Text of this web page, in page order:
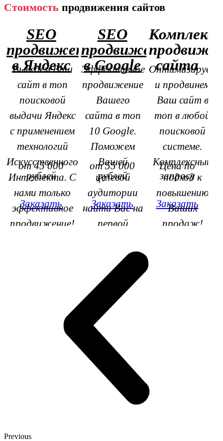
Стоимость продвижения сайтов
SEO
продвижение
в Яндекс
Выведем Ваш
сайт в топ
поисковой
выдачи Яндекс
с применением
технологий
Искусственного
Интеллекта. С
нами только
эффективное
продвижение!
Санкт-
Петербург
от 45 000
рублей
Заказать
SEO
продвижение
в Google
Эффективное
продвижение
Вашего
сайта в топ
10 Google.
Поможем
Вашей
целевой
аудитории
найти Вас на
первой
поиска.
Работаем по
всему миру:
Локальный
Москва и
Санкт-
Петербург
Россия
Другие
от 55 000
рублей
Заказать
сайта
Оптимизируем
и продвинем
Ваш сайт в
топ в любой
поисковой
системе.
Комплексный
подход к
повышению
Ваших
продаж!
Цена по
запросу
Заказать
Previous